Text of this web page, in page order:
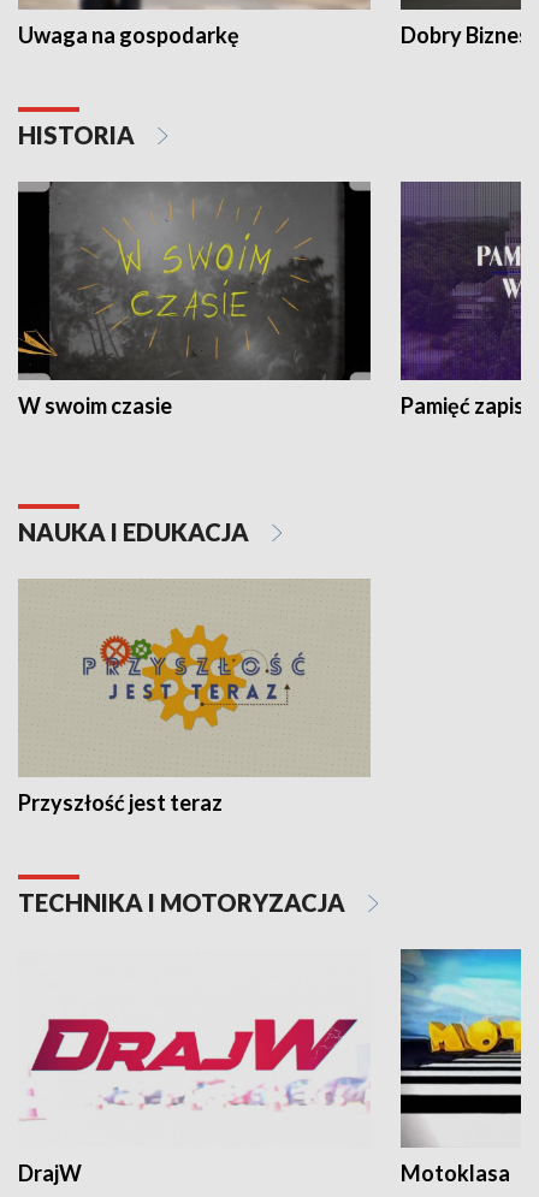
Uwaga na gospodarkę Dobry Biznes
HISTORIA
W swoim czasie Pamięć
NAUKA I EDUKACJA
Przyszłość jest teraz
TECHNIKA I MOTORYZACJA
DrajW Motoklasa